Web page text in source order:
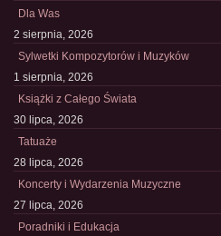
Dla Was
2 sierpnia, 2026
Sylwetki Kompozytorów i Muzyków
1 sierpnia, 2026
Książki z Całego Świata
30 lipca, 2026
Tatuaże
28 lipca, 2026
Koncerty i Wydarzenia Muzyczne
27 lipca, 2026
Poradniki i Edukacja